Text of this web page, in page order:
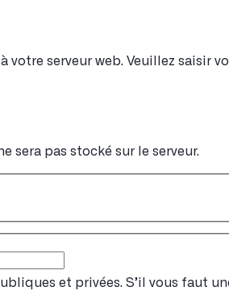
votre serveur web. Veuillez saisir
sera pas stocké sur le serveur.
et privées. S’il vous faut